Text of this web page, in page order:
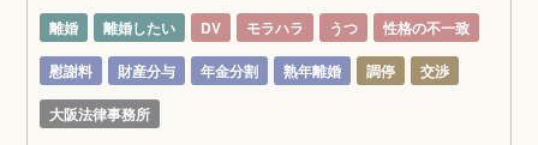
離婚 離婚したい DV モラハラ うつ
性格の不一致
慰謝料
財産分与 年金分割 熟年離婚 調停
交渉
大阪法律事務所